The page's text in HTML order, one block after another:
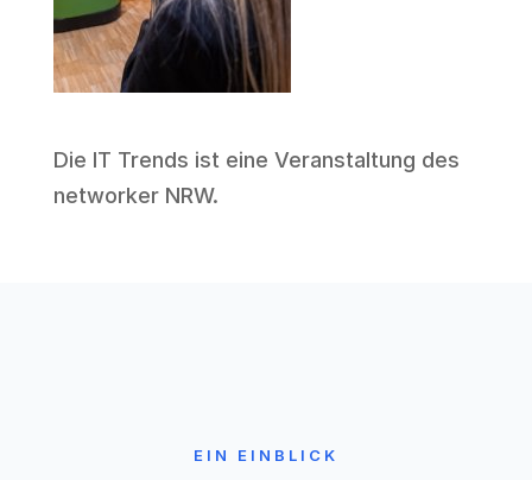
Die IT Trends ist eine Veranstaltung des
networker NRW.
EIN EINBLICK